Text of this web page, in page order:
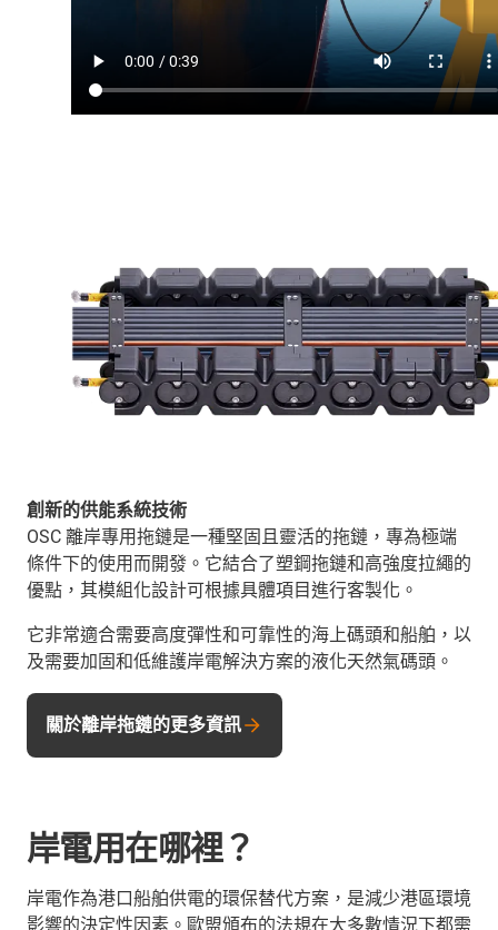
創新的供能系統技術
OSC 離岸專用拖鏈是一種堅固且靈活的拖鏈，專為極端
條件下的使用而開發。它結合了塑鋼拖鏈和高強度拉繩的
優點，其模組化設計可根據具體項目進行客製化。
它非常適合需要高度彈性和可靠性的海上碼頭和船舶，以
及需要加固和低維護岸電解決方案的液化天然氣碼頭。
關於離岸拖鏈的更多資訊
岸電用在哪裡？
岸電作為港口船舶供電的環保替代方案，是減少港區環境
影響的決定性因素。歐盟頒布的法規在大多數情況下都需